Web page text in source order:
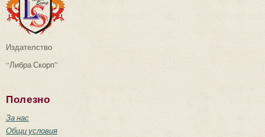
Издателство
“Либра Скорп”
Полезно
За нас
Общи условия